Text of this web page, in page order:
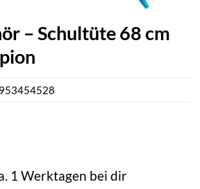
– Schultüte 68 cm
1 Werktagen bei dir